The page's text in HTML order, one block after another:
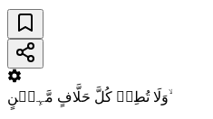
وَلَا تُطِعۡ کُلَّ حَلَّافٍ مَّہِیۡنٍ ۙ